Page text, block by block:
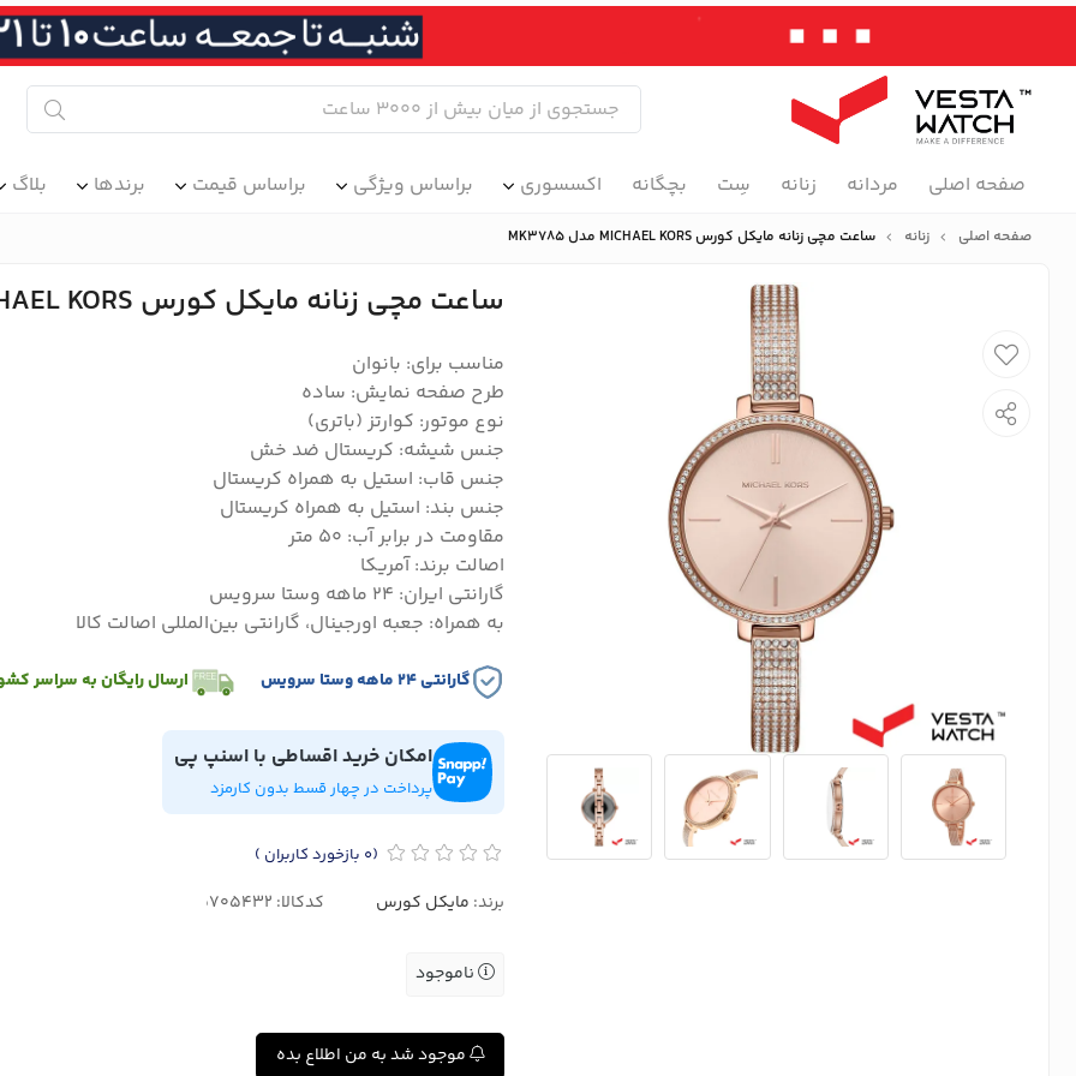
صفحه اصلی مردانه زنانه سِت بچگانه اکسسوری براساس ویژگی براساس قیمت برندها بلاگ
صفحه اصلی زنانه ساعت مچی زنانه مایکل کورس MICHAEL KORS مدل MK3785
ساعت مچی زنانه مایکل کورس MICHAEL KORS مدل MK3785
مناسب برای: بانوان
طرح صفحه نمایش: ساده
نوع موتور: کوارتز (باتری)
جنس شیشه: کریستال ضد خش
جنس قاب: استیل به همراه کریستال
جنس بند: استیل به همراه کریستال
مقاومت در برابر آب: ۵۰ متر
اصالت برند: آمریکا
گارانتی ایران: ۲۴ ماهه وستا سرویس
به همراه: جعبه اورجینال، گارانتی بین‌المللی اصالت کالا
گارانتی ۲۴ ماهه وستا سرویس ارسال رایگان به سراسر
امکان خرید اقساطی با اسنپ پی
پرداخت در چهار قسط بدون کارمزد
(0 بازخورد کاربران )
برند: مایکل کورس کدکالا:
ناموجود
موجود شد به من اطلاع بده